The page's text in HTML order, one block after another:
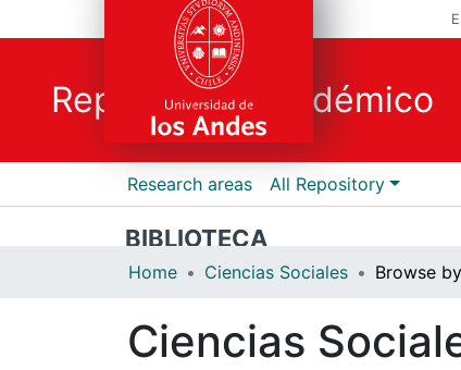
Repositorio Académico
Research areas All Repository
BIBLIOTECA
Home
Ciencias Sociales Browse
Ciencias